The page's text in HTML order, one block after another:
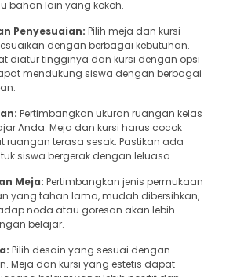
bahan lain yang kokoh.
Penyesuaian: Pilih meja dan kursi
dengan berbagai kebutuhan.
diatur tingginya dan kursi dengan opsi
mendukung siswa dengan berbagai
Pertimbangkan ukuran ruangan kelas
Anda. Meja dan kursi harus cocok
ruangan terasa sesak. Pastikan ada
siswa bergerak dengan leluasa.
Meja: Pertimbangkan jenis permukaan
yang tahan lama, mudah dibersihkan,
noda atau goresan akan lebih
belajar.
Pilih desain yang sesuai dengan
Meja dan kursi yang estetis dapat